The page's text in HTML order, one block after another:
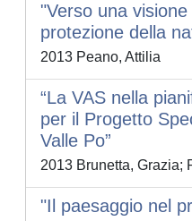
"Verso una
protezione della
2013 Peano, Attilia
“La VAS nella
per il Progetto
Valle Po”
2013 Brunetta, Grazia;
"Il paesaggio nel